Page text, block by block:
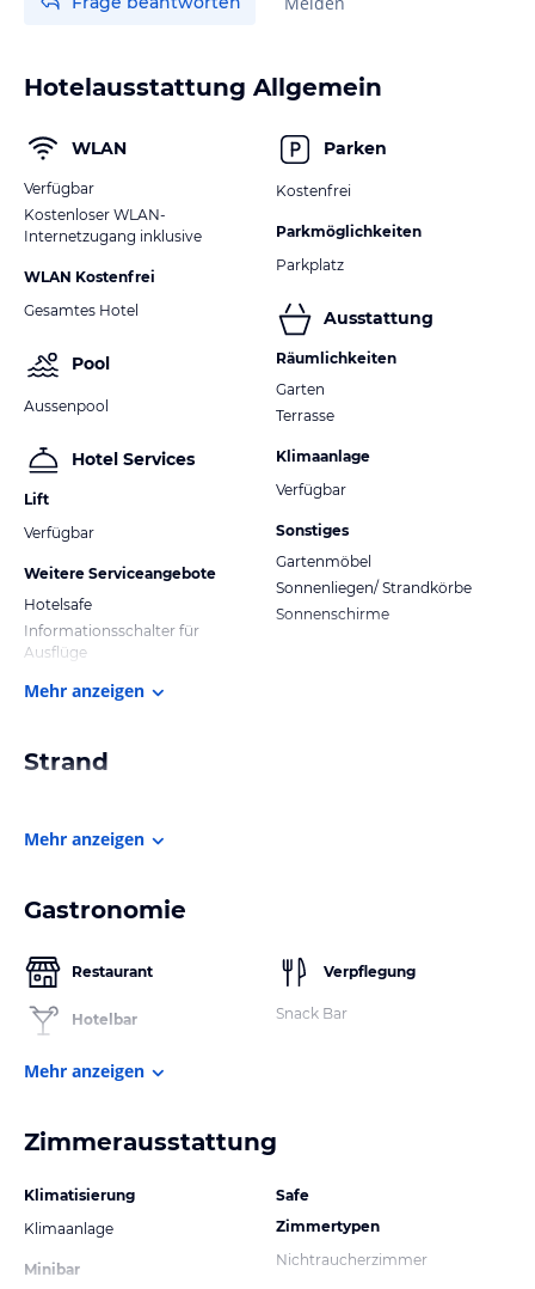
Hotelausstattung Allgemein
WLAN
Verfügbar
Kostenloser WLAN-
Internetzugang inklusive
WLAN Kostenfrei
Gesamtes Hotel
Pool
Aussenpool
Hotel Services
Lift
Verfügbar
Weitere Serviceangebote
Hotelsafe
Informationsschalter für
Ausflüge
Parken
Kostenfrei
Parkmöglichkeiten
Parkplatz
Ausstattung
Räumlichkeiten
Garten
Terrasse
Klimaanlage
Verfügbar
Sonstiges
Gartenmöbel
Sonnenliegen/ Strandkörbe
Sonnenschirme
Mehr anzeigen
Strand
Mehr anzeigen
Gastronomie
Restaurant
Hotelbar
Verpflegung
Snack Bar
Mehr anzeigen
Zimmerausstattung
Klimatisierung
Klimaanlage
Minibar
Safe
Zimmertypen
Nichtraucherzimmer